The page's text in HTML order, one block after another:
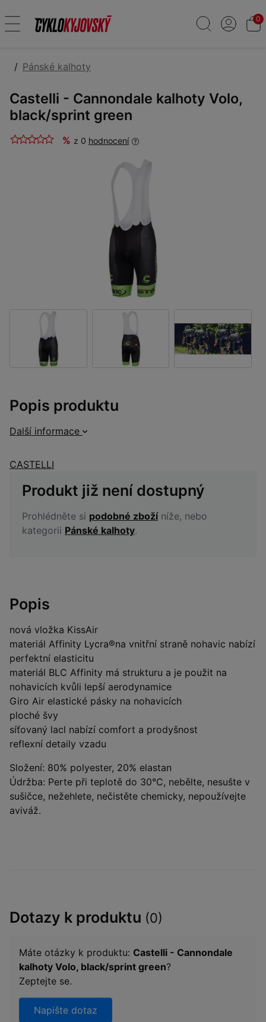
0
Pánské kalhoty
Castelli - Cannondale kalhoty Volo,
black/sprint green
% z 0 hodnocení
Popis produktu
Další informace
CASTELLI
Produkt již není dostupný
Prohlédněte si podobné zbožíníže, nebo
kategorii Pánské kalhoty.
Popis
nová vložka KissAir
materiál Affinity Lycra®na vnitřní straně nohavic nabízí
perfektní elasticitu
materiál BLC Affinity má strukturu a je použit na
nohavicích kvůli lepší aerodynamice
Giro Air elastické pásky na nohavicích
ploché švy
síťovaný lacl nabízí comfort a prodyšnost
reflexní detaily vzadu
Složení: 80% polyester, 20% elastan
Údržba: Perte při teplotě do 30°C, nebělte, nesušte v
sušičce, nežehlete, nečistěte chemicky, nepoužívejte
aviváž.
Dotazy k produktu (0)
Máte otázky k produktu: Castelli - Cannondale
kalhoty Volo, black/sprint green?
Zeptejte se.
Napište dotaz